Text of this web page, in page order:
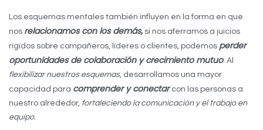
Los esquemas mentales también influyen en la forma en que
nos relacionamos con los demás,si nos aferramos a juicios
rígidos sobre compañeros, líderes o clientes, podemos perder
oportunidades de colaboración y crecimiento mutuo. Al
flexibilizar nuestros esquemas, desarrollamos una mayor
capacidad para comprender y conectarcon las personas a
nuestro alrededor, fortaleciendo la comunicación y el trabajo en
equipo.